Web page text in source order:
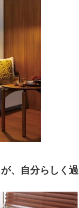
、自分らしく